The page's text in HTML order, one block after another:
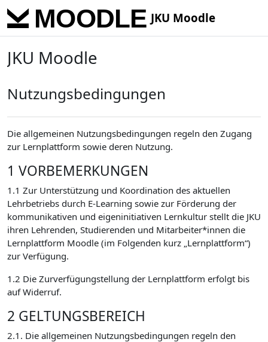
Skip to main content
JKU Moodle
JKU Moodle
Nutzungsbedingungen
Die allgemeinen Nutzungsbedingungen regeln den Zugang
zur Lernplattform sowie deren Nutzung.
1 VORBEMERKUNGEN
1.1 Zur Unterstützung und Koordination des aktuellen
Lehrbetriebs durch E-Learning sowie zur Förderung der
kommunikativen und eigeninitiativen Lernkultur stellt die JKU
ihren Lehrenden, Studierenden und Mitarbeiter*innen die
Lernplattform Moodle (im Folgenden kurz „Lernplattform“)
zur Verfügung.
1.2 Die Zurverfügungstellung der Lernplattform erfolgt bis
auf Widerruf.
2 GELTUNGSBEREICH
2.1. Die allgemeinen Nutzungsbedingungen regeln den